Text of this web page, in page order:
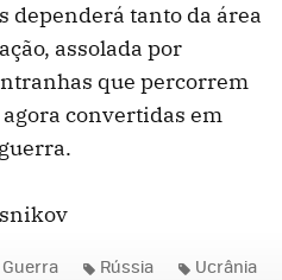
dependerá tanto da área
assolada por
que percorrem
convertidas em
Guerra Rússia Ucrânia